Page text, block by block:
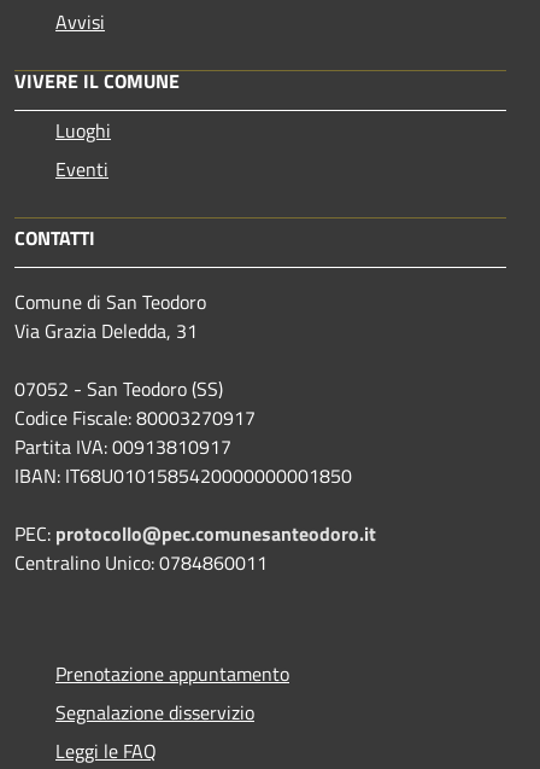
Avvisi
VIVERE IL COMUNE
Luoghi
Eventi
CONTATTI
Comune di San Teodoro
Via Grazia Deledda, 31
07052 - San Teodoro (SS)
Codice Fiscale: 80003270917
Partita IVA: 00913810917
IBAN: IT68U0101585420000000001850
PEC: protocollo@pec.comunesanteodoro.it
Centralino Unico: 0784860011
Prenotazione appuntamento
Segnalazione disservizio
Leggi le FAQ